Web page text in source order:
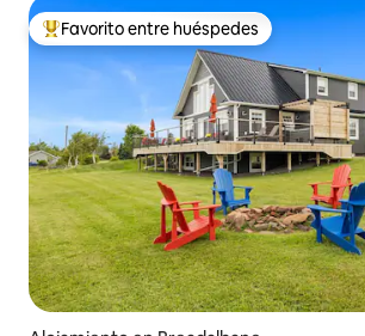
Favorito entre huéspedes preferido
Favorito entre huéspedes